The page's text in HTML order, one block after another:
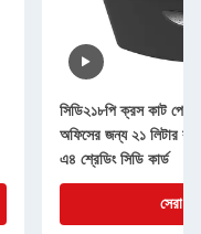
সিডি২১৮পি ক্রস কাট
অফিসের জন্য ২১ লিটার
এ৪ শ্রেডিং সিডি কার্ড
সেরা